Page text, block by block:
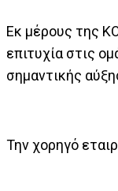
Εκ μέρους της
επιτυχία στις
σημαντικής
Την χορηγό